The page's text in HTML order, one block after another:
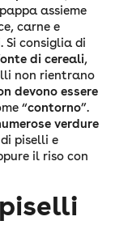
assieme
carne e
Si consiglia di
di cereali,
non rientrano
devono essere
“contorno”.
verdure
piselli e
il riso con